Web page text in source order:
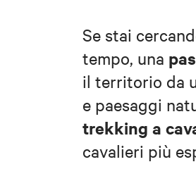
Se stai
tempo, una
il territorio da
e paesaggi
trekking a
cavalieri più